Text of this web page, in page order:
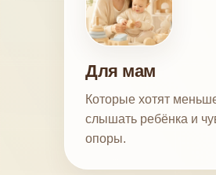
Для мам
Которые хотят
слышать ребёнка и
опоры.